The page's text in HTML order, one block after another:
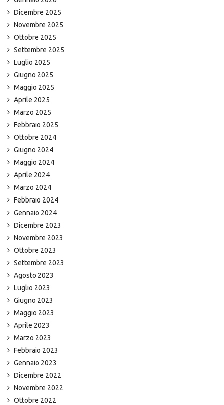
Dicembre 2025
Novembre 2025
Ottobre 2025
Settembre 2025
Luglio 2025
Giugno 2025
Maggio 2025
Aprile 2025
Marzo 2025
Febbraio 2025
Ottobre 2024
Giugno 2024
Maggio 2024
Aprile 2024
Marzo 2024
Febbraio 2024
Gennaio 2024
Dicembre 2023
Novembre 2023
Ottobre 2023
Settembre 2023
Agosto 2023
Luglio 2023
Giugno 2023
Maggio 2023
Aprile 2023
Marzo 2023
Febbraio 2023
Gennaio 2023
Dicembre 2022
Novembre 2022
Ottobre 2022